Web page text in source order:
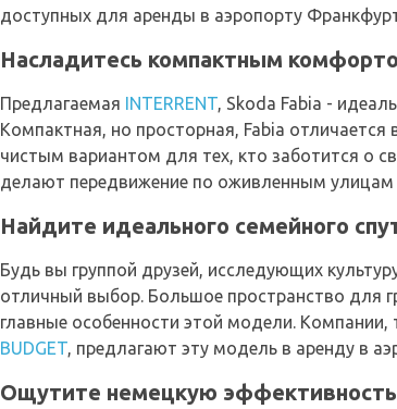
доступных для аренды в аэропорту
Насладитесь компактным
Предлагаемая INTERRENT, Skoda Fabia -
Компактная, но просторная, Fabia
чистым вариантом для тех, кто заботится о
делают передвижение по оживленным
Найдите идеального семейного
Будь вы группой друзей, исследующих
отличный выбор. Большое пространство для
главные особенности этой модели. Компании,
BUDGET, предлагают эту модель в аренду в
Ощутите немецкую эффективность